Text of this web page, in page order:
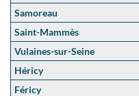
Samoreau
Saint-Mammès
Vulaines-sur-Seine
Héricy
Féricy